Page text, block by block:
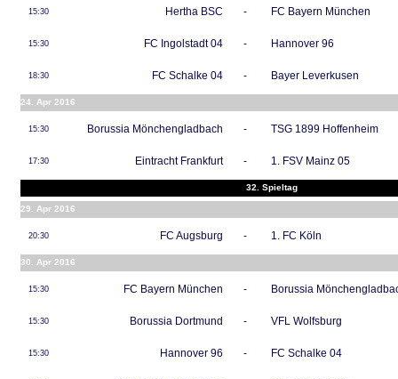
15:30 Hertha BSC - FC Bayern München
15:30 FC Ingolstadt 04 - Hannover 96
18:30 FC Schalke 04 - Bayer Leverkusen
24. Apr 2016
15:30 Borussia Mönchengladbach - TSG 1899 Hoffenheim
17:30 Eintracht Frankfurt - 1. FSV Mainz 05
32. Spieltag
29. Apr 2016
20:30 FC Augsburg - 1. FC Köln
30. Apr 2016
15:30 FC Bayern München - Borussia
15:30 Borussia Dortmund - VFL Wolfsburg
15:30 Hannover 96 - FC Schalke 04